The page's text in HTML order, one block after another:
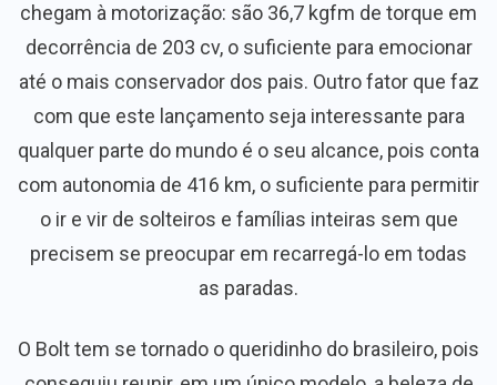
chegam à motorização: são 36,7 kgfm de torque em
decorrência de 203 cv, o suficiente para emocionar
até o mais conservador dos pais. Outro fator que faz
com que este lançamento seja interessante para
qualquer parte do mundo é o seu alcance, pois conta
com autonomia de 416 km, o suficiente para permitir
o ir e vir de solteiros e famílias inteiras sem que
precisem se preocupar em recarregá-lo em todas
as paradas.
O Bolt tem se tornado o queridinho do brasileiro, pois